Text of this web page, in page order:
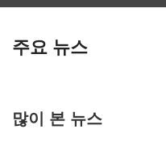
주요 뉴스
많이 본 뉴스